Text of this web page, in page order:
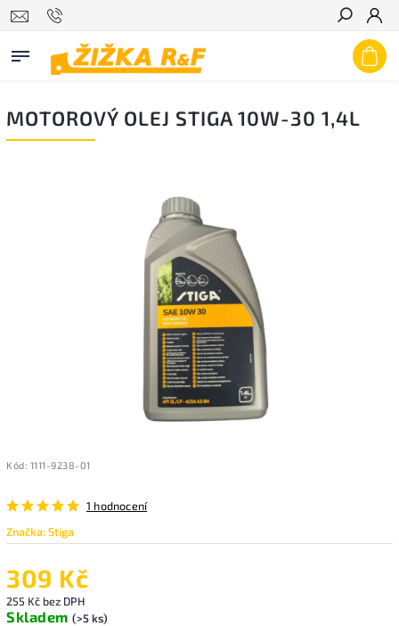
Hledat
MOTOROVÝ OLEJ STIGA 10W-30 1,4L
Kód: 1111-9238-01
1 hodnocení
Značka:Stiga
309 Kč
255 Kč bez DPH
Skladem (>5 ks)